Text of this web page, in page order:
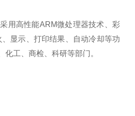
用高性能ARM微处理器技术、彩
显示、打印结果、自动冷却等功
工、商检、科研等部门。